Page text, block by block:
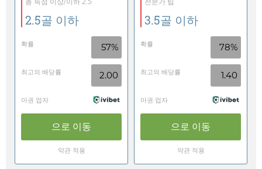
2.5골 이하
확률 57%
최고의 배당률 2.00
마권 업자
으로 이동
약관 적용
3.5골 이하
확률 78%
최고의 배당률 1.40
마권 업자
으로 이동
약관 적용